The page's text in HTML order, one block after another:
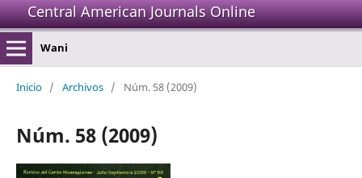
Central American Journals Online
Wani
Inicio / Archivos / Núm. 58 (2009)
Núm. 58 (2009)